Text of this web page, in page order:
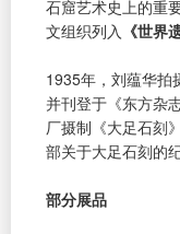
石窟艺术史上的重
文组织列入 《世界
1935年，刘蕴华拍
并刊登于《东方杂
厂摄制《大足石刻
部关于大足石刻的
部分展品